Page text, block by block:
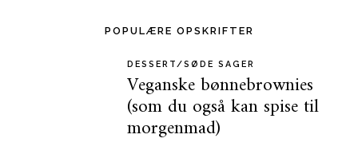
POPULÆRE OPSKRIFTER
DESSERT/SØDE SAGER
Veganske bønnebrownies
(som du også kan spise til
morgenmad)